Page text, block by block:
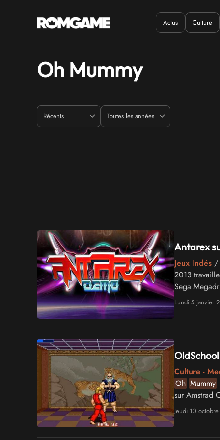
Quand ? Où ?
Actus Culture
Oh Mummy
Antarex
Jeux Indés/
2013
Sega
avait
sa beauté
Lundi 5 janvier
Culture -
Oh Mummy
sur Amstrad
version pour
Jeudi 10